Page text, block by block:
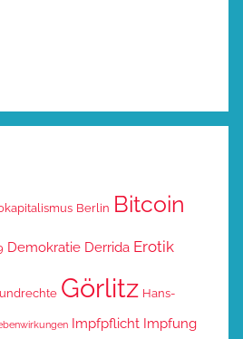
Berlin Bitcoin
Demokratie Derrida Erotik
Görlitz Hans-
Impfpflicht Impfung